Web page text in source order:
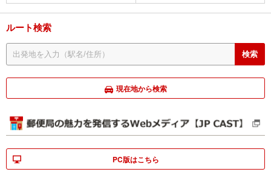
ルート検索
現在地から検索
PC版はこちら